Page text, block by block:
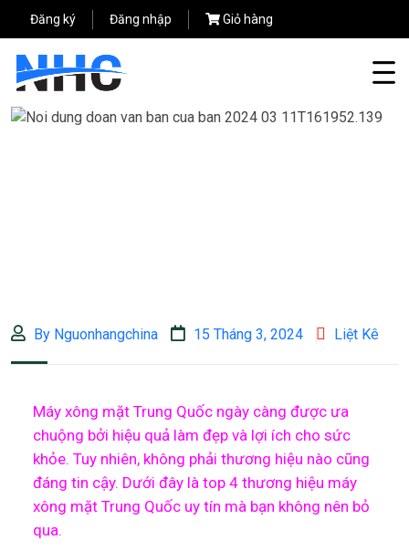
Đăng ký Đăng nhập Giỏ hàng
By Nguonhangchina 15 Tháng 3, 2024 Liệt Kê
Máy xông mặt Trung Quốc ngày càng được ưa
chuộng bởi hiệu quả làm đẹp và lợi ích cho sức
khỏe. Tuy nhiên, không phải thương hiệu nào cũng
đáng tin cậy. Dưới đây là top 4 thương hiệu máy
xông mặt Trung Quốc uy tín mà bạn không nên bỏ
qua.